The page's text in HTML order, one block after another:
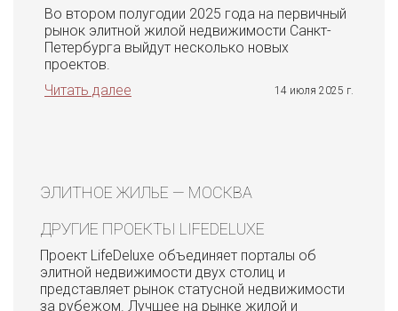
Во втором полугодии 2025 года на первичный
рынок элитной жилой недвижимости Санкт-
Петербурга выйдут несколько новых
проектов.
Читать далее
14 июля 2025 г.
ЭЛИТНОЕ ЖИЛЬЕ — МОСКВА
ДРУГИЕ ПРОЕКТЫ LIFEDELUXE
Проект LifeDeluxe объединяет порталы об
элитной недвижимости двух столиц и
представляет рынок статусной недвижимости
за рубежом. Лучшее на рынке жилой и